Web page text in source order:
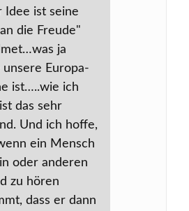
Idee ist seine
die Freude"
ja
unsere Europa-
ist…..wie ich
das sehr
Und ich hoffe,
ein Mensch
oder anderen
zu hören
dass er dann